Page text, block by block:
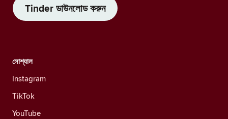
Tinder ডাউনলোড করুন
সোশ্যাল
Instagram
TikTok
YouTube